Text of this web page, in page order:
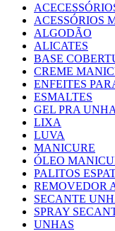
ACESSÓRIOS
ALGODÃO
ALICATES
BASE
CREME
ENFEITES
ESMALTES
GEL PRA UNHA
LIXA
LUVA
MANICURE
ÓLEO
PALITOS
REMOVEDOR
SECANTE
SPRAY
UNHAS